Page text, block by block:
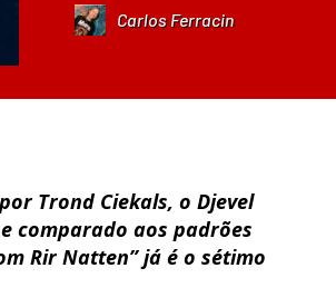
Carlos Ferracin
Trond Ciekals, o Djevel
comparado aos padrões
Rir Natten” já é o sétimo